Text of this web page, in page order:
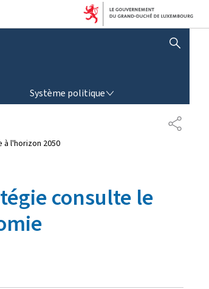
AFFICHER / MASQUER LA RECHERCHE
Système politique
P
A
à l'horizon 2050
consulte le